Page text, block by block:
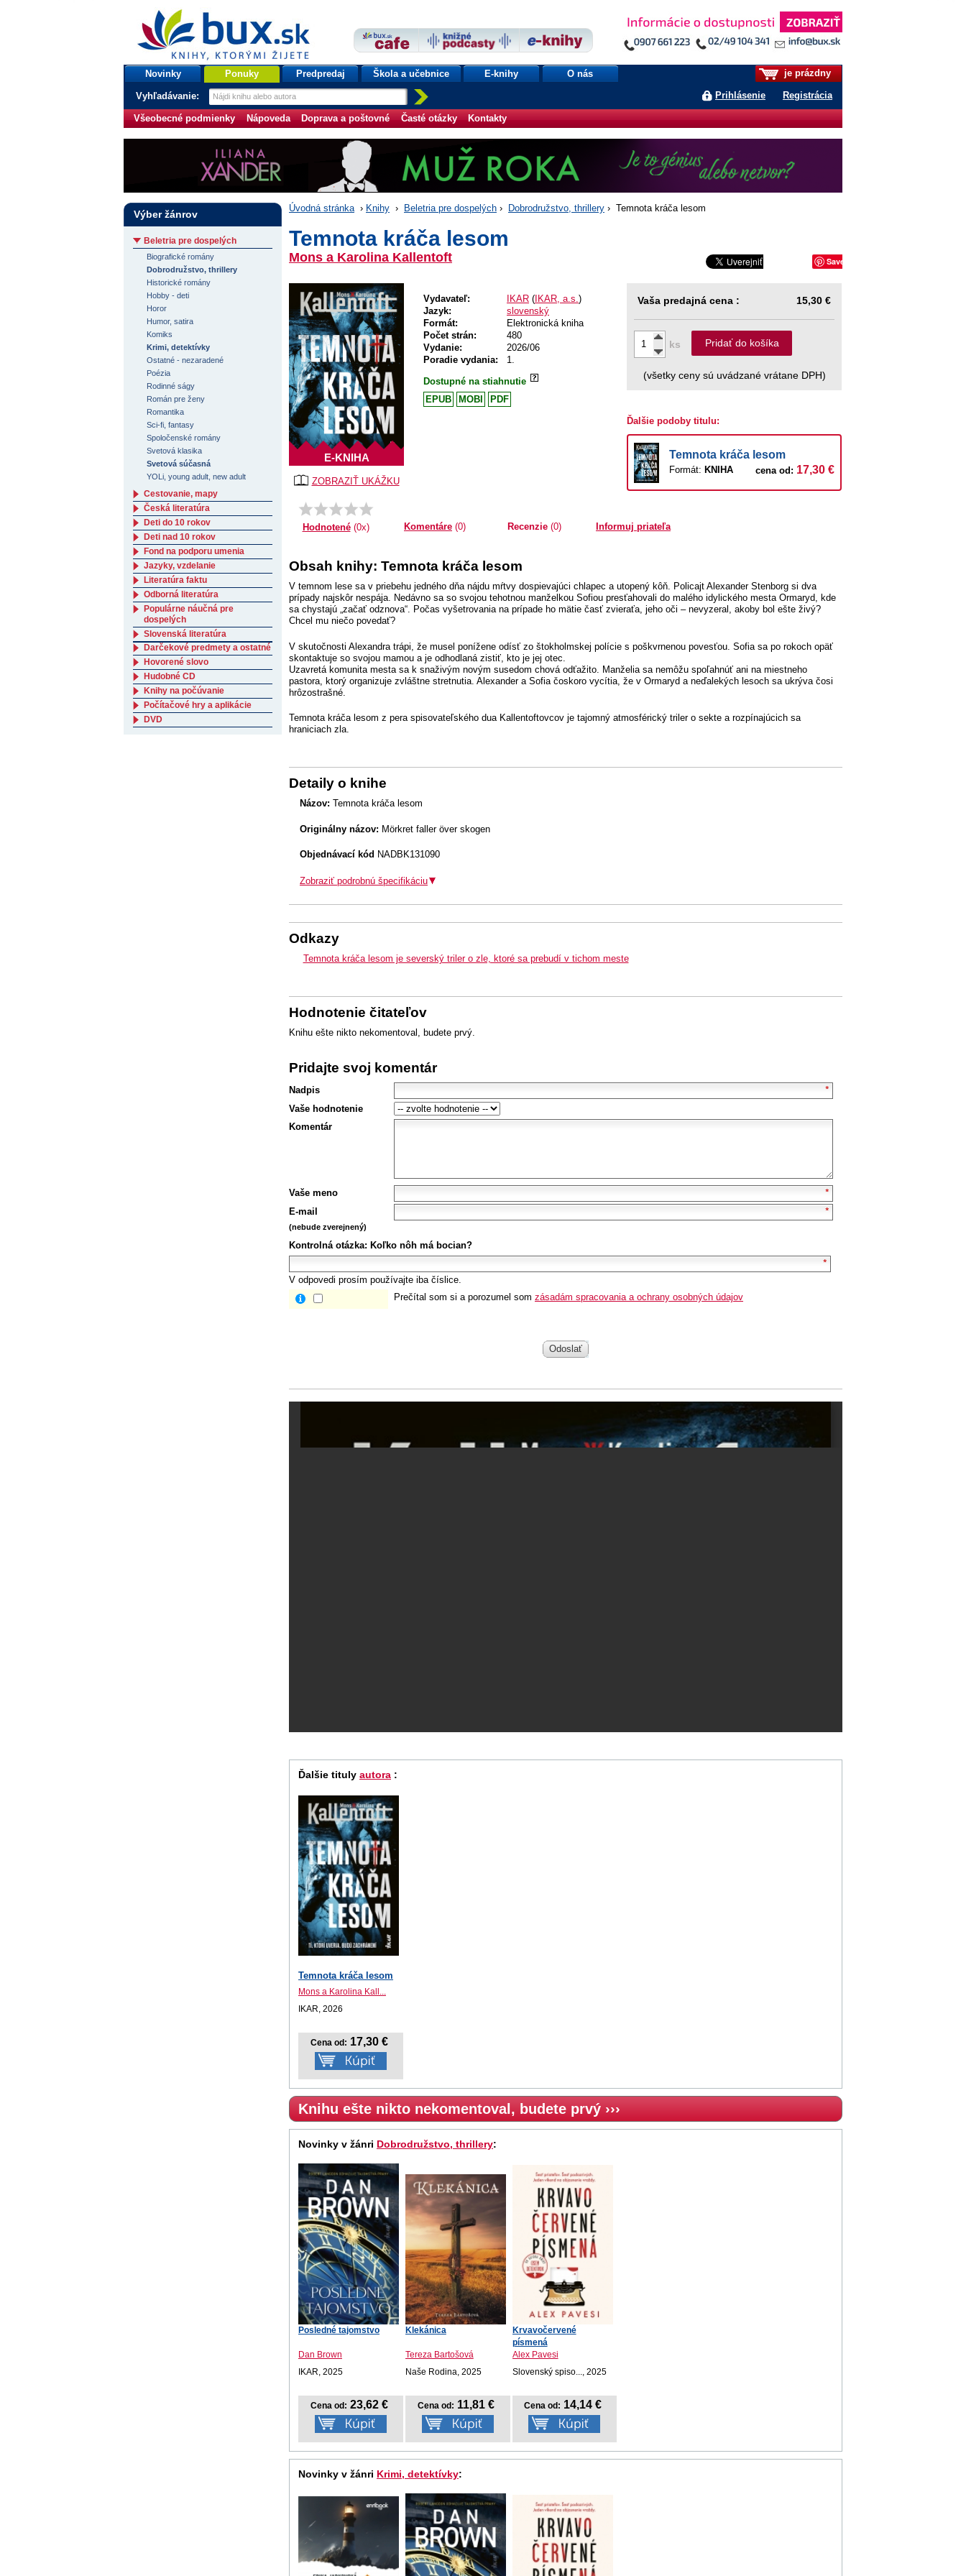
bux.sk
knihy, ktorými žijete
Úvodná stránka
je prázdny
Prihlásenie Registrácia
Novinky Ponuky Predpredaj Škola a učebnice E-knihy O nás
Vyhľadávanie:
Všeobecné podmienky Nápoveda Doprava a poštovné Časté otázky Kontakty
Úvodná stránka › Knihy › Beletria pre dospelých › Dobrodružstvo, thrillery › Temnota kráča lesom
Temnota kráča lesom
Mons a Karolina Kallentoft Save
ZOBRAZIŤ UKÁŽKU
E-KNIHA
Vydavateľ: IKAR ( IKAR, a.s.)
Jazyk:
slovenský
Formát:
Elektronická kniha
Počet strán:
480
Vydanie:
2026/06
Poradie vydania:
1.
Dostupné na stiahnutie
EPUB
MOBI PDF
Vaša predajná cena : 15,30 €
ks Pridať do košíka
(všetky ceny sú uvádzané vrátane DPH)
Ďalšie podoby titulu:
Temnota kráča lesom
Formát: KNIHA cena od: 17,30 €
Hodnotené(0x) Komentáre (0) Recenzie(0) Informuj priateľa
Obsah knihy: Temnota kráča lesom
V temnom lese sa v priebehu jedného dňa nájdu mŕtvy dospievajúci chlapec a utopený kôň. Policajt Alexander Stenborg si dva
prípady najskôr nespája. Nedávno sa so svojou tehotnou manželkou Sofiou presťahovali do malého idylického mesta Ormaryd, kde
sa chystajú „začať odznova“. Počas vyšetrovania na prípade ho mätie časť zvieraťa, jeho oči – nevyzeral, akoby bol ešte živý?
Chcel mu niečo povedať?
V skutočnosti Alexandra trápi, že musel ponížene odísť zo štokholmskej polície s poškvrnenou povesťou. Sofia sa po rokoch opäť
skontaktuje so svojou mamou a je odhodlaná zistiť, kto je jej otec.
Uzavretá komunita mesta sa k snaživým novým susedom chová odťažito. Manželia sa nemôžu spoľahnúť ani na miestneho
pastora, ktorý organizuje zvláštne stretnutia. Alexander a Sofia čoskoro vycítia, že v Ormaryd a neďalekých lesoch sa ukrýva čosi
hrôzostrašné.
Temnota kráča lesom z pera spisovateľského dua Kallentoftovcov je tajomný atmosférický triler o sekte a rozpínajúcich sa
hraniciach zla.
Detaily o knihe
Názov: Temnota kráča lesom
Originálny názov: Mörkret faller över skogen
Objednávací kód NADBK131090
Zobraziť podrobnú špecifikáciu
Odkazy
Temnota kráča lesom je severský triler o zle, ktoré sa prebudí v tichom meste
Hodnotenie čitateľov
Knihu ešte nikto nekomentoval, budete prvý.
Pridajte svoj komentár
Nadpis
Vaše hodnotenie
Komentár
Vaše meno
E-mail
(nebude zverejnený)
Kontrolná otázka: Koľko nôh má bocian?
V odpovedi prosím používajte iba číslice.
Prečítal som si a porozumel som zásadám spracovania a ochrany osobných údajov
Odoslať
Ďalšie tituly autora :
Temnota kráča lesom
Mons a Karolina Kall...
IKAR, 2026
Cena od: 17,30 €
Knihu ešte nikto nekomentoval, budete prvý ›››
Novinky v žánri Dobrodružstvo, thrillery:
Posledné tajomstvo
Dan Brown
IKAR, 2025
Cena od: 23,62 €
Klekánica
Tereza Bartošová
Naše Rodina, 2025
Cena od: 11,81 €
Krvavočervené
písmená
Alex Pavesi
Slovenský spiso..., 2025
Cena od: 14,14 €
Novinky v žánri Krimi, detektívky:
Výber žánrov
Beletria pre dospelých
Biografické romány
Dobrodružstvo, thrillery
Historické romány
Hobby - deti
Horor
Humor, satira
Komiks
Krimi, detektívky
Ostatné - nezaradené
Poézia
Rodinné ságy
Román pre ženy
Romantika
Sci-fi, fantasy
Spoločenské romány
Svetová klasika
Svetová súčasná
YOLi, young adult, new adult
Cestovanie, mapy
Česká literatúra
Deti do 10 rokov
Deti nad 10 rokov
Fond na podporu umenia
Jazyky, vzdelanie
Literatúra faktu
Odborná literatúra
Populárne náučná pre
dospelých
Slovenská literatúra
Darčekové predmety a ostatné
Hovorené slovo
Hudobné CD
Knihy na počúvanie
Počítačové hry a aplikácie
DVD